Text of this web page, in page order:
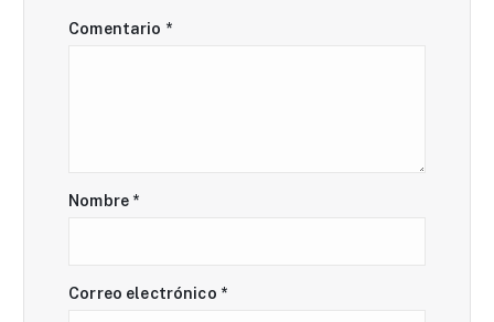
Comentario *
Nombre *
Correo electrónico *